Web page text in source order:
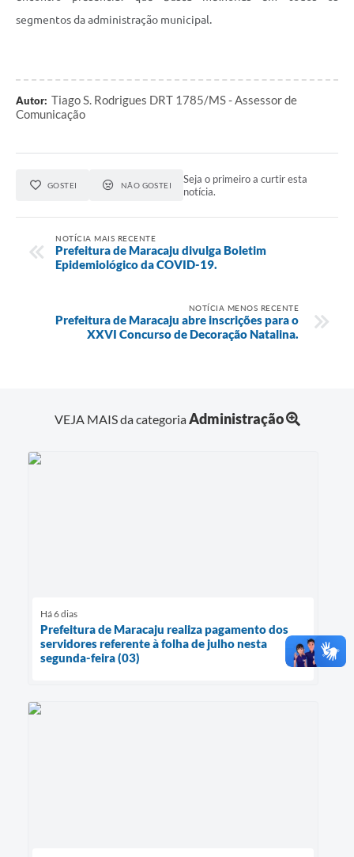
segmentos da administração municipal.
Autor: Tiago S. Rodrigues DRT 1785/MS - Assessor de
Comunicação
GOSTEI NÃO GOSTEI
Seja o primeiro a curtir esta
notícia.
NOTÍCIA MAIS RECENTE
Prefeitura de Maracaju divulga Boletim
Epidemiológico da COVID-19.
NOTÍCIA MENOS RECENTE
Prefeitura de Maracaju abre inscrições para o
XXVI Concurso de Decoração Natalina.
VEJA MAIS da categoriaAdministração
Há 6 dias
Prefeitura de Maracaju realiza pagamento dos
servidores referente à folha de julho nesta
segunda-feira (03)